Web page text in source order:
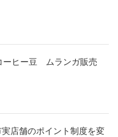
ーヒー豆 ムランガ販売
店舗のポイント制度を変